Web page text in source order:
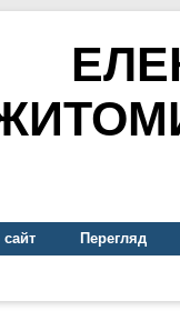
сайт Перегляд